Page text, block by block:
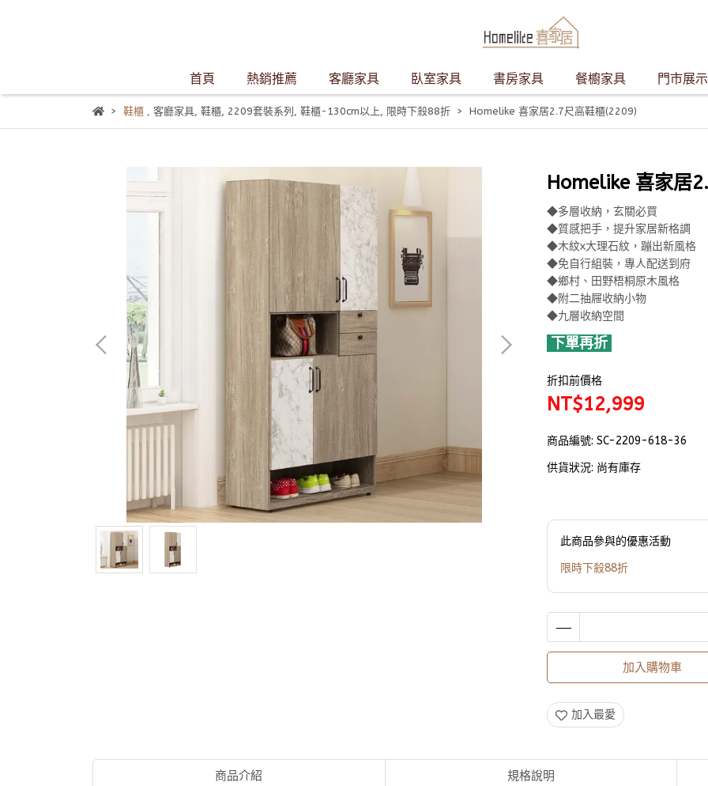
首頁 熱銷推薦 客廳家具 臥室家具 書房家具 餐櫥家具 門市展示
鞋櫃, 客廳家具, 鞋櫃, 2209套裝系列 , 鞋櫃-130cm以上, 限時下殺88折 Homelike 喜家居2.7尺高鞋櫃(2209)
Homelike 喜家居
◆多層收納，玄關必買
◆質感把手，提升家居新格調
◆木紋x大理石紋，蹦出新風格
◆免自行組裝，專人配送到府
◆鄉村、田野梧桐原木風格
◆附二抽屜收納小物
◆九層收納空間
下單再折
折扣前價格
NT$12,999
商品編號: SC-2209-618-36
供貨狀況: 尚有庫存
此商品參與的優惠活動
限時下殺88折
加入購物車
加入最愛
商品介紹 規格說明